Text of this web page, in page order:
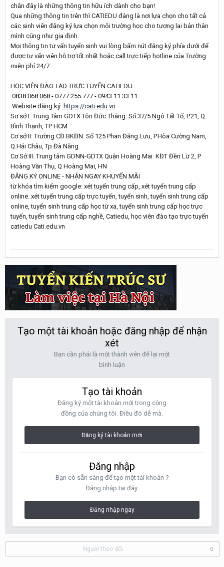
chắn đây là những thông tin hữu ích dành cho bạn!
Qua những thông tin trên thì CATIEDU đáng là nơi lựa chọn cho tất cả
các sinh viên đăng ký lựa chọn môi trường học cho tương lai bản thân
mình cũng như gia định.
Mọi thông tin tư vấn tuyển sinh vui lòng bấm nút đăng ký phía dưới để
được tư vấn viên hỗ trợ tốt nhất hoặc call trực tiếp hotline của Trường
miễn phí 24/7.
HỌC VIỆN ĐÀO TẠO TRỰC TUYẾN CATIEDU
0838.068.068 - 0777.255.777 - 0943.11.33.11
Website đăng ký: https://cati.edu.vn
Sơ sở I: Trung Tâm GDTX Tôn Đức Thắng: Số 37/5 Ngô Tất Tố, P.21, Q.
Bình Thạnh, TP HCM
Cơ sở II: Trường CĐ BKĐN: Số 125 Phan Đăng Lưu, P.Hòa Cường Nam,
Q.Hải Châu, Tp.Đà Nẵng.
Cơ Sở III: Trung tâm GDNN-GDTX Quận Hoàng Mai: KĐT Đền Lừ 2, P
Hoàng Văn Thụ, Q Hoàng Mai, HN
ĐĂNG KÝ ONLINE - NHẬN NGAY KHUYẾN MÃI
từ khóa tìm kiếm google: xét tuyển trung cấp, xét tuyển trung cấp
online. xét tuyển trung cấp trực tuyến, tuyển sinh, tuyển sinh trung cấp
online, tuyển sinh trung cấp học từ xa, tuyển sinh trung cấp học trực
tuyến, tuyển sinh trung cấp nghề, Catiedu, học viên đào tạo trực tuyến
catiedu Cati.edu.vn
Tạo một tài khoản hoặc đăng nhập để nhận
xét
Bạn cần phải là một thành viên để lại một
bình luận
Tạo tài khoản
Đăng ký một tài khoản mới trong cộng
đồng của chúng tôi. Điều đó dễ mà.
Đăng ký tài khoản mới
Đăng nhập
Bạn có sẵn sàng để tạo một tài khoản ?
Đăng nhập tại đây.
Đăng nhập ngay
Người theo dõi 0